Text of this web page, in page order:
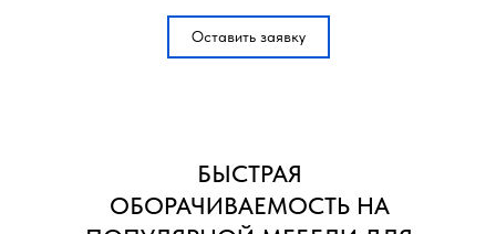
Оставить заявку
БЫСТРАЯ
ОБОРАЧИВАЕМОСТЬ НА